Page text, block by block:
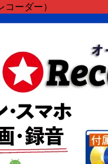
ーダー）